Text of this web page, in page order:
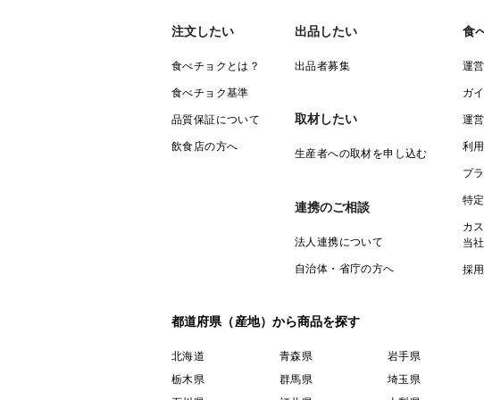
注文したい
食べチョクとは？
食べチョク基準
品質保証について
飲食店の方へ
出品したい
出品者募集
取材したい
生産者への取材を申し込む
連携のご相談
法人連携について
自治体・省庁の方へ
食
運
ガ
運
利
プ
特
カ
当
採
都道府県（産地）から商品を探す
北海道 青森県 岩手県
栃木県
群馬県 埼玉県